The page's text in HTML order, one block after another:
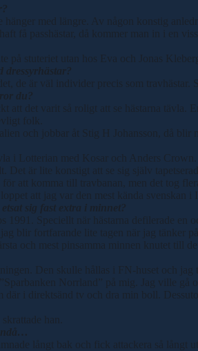
hänger med längre. Av någon konstig
få passhästar, då kommer man in i en
på stuteriet utan hos Eva och Jonas
dressyrhästar?
de är väl individer precis som
du?
att det varit så roligt att se hästarna tävla.
folk.
och jobbar åt Stig H Johansson, då blir
i Lotterian med Kosar och Anders
Det är lite konstigt att se sig själv tapetserad
att komma till travbanan, men det tog
att jag var den mest kända
sig fast extra i minnet?
1991. Speciellt när hästarna defilerade
blir fortfarande lite tagen när jag tänker på
och mest pinsamma minnen knutet till det
Den skulle hållas i FN-huset och
Norrland” på mig. Jag ville
där i direktsänd tv och dra min boll.
han.
långt bak och fick attackera så